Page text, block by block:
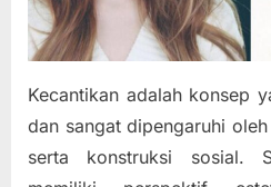
Kecantikan adalah konsep
dan sangat dipengaruhi
serta konstruksi sosial.